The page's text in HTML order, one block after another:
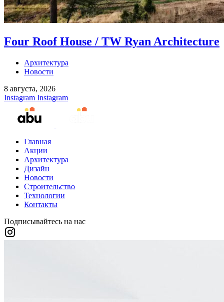
Four Roof House / TW Ryan Architecture
Архитектура
Новости
8 августа, 2026
Instagram Instagram
Главная
Акции
Архитектура
Дизайн
Новости
Строительство
Технологии
Контакты
Подписывайтесь на нас